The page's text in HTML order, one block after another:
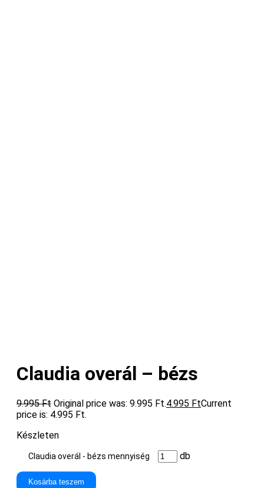
Claudia overál – bézs
9.995Ft Original price was: 9.995 Ft.4.995 FtCurrent
price is: 4.995 Ft.
Készleten
Claudia overál - bézs mennyiség db
Kosárba teszem